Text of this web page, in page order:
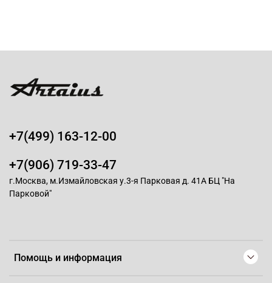
Помощь и информация
+7(499) 163-12-00
+7(906) 719-33-47
г.Москва, м.Измайловская у.3-я Парковая д. 41А БЦ "На
Парковой"